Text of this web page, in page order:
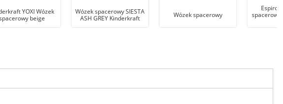
YOXI Wózek
beige
Wózek spacerowy SIESTA
ASH GREY Kinderkraft
Wózek spacerowy
Espiro
spacerowy